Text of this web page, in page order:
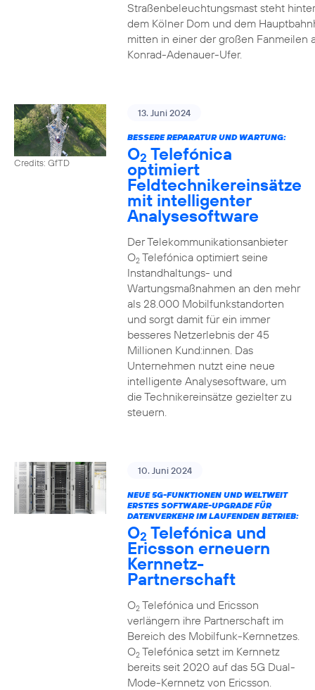
Straßenbeleuchtungsmast steht hinter
dem Kölner Dom und dem
mitten in einer der großen Fanmeilen
Konrad-Adenauer-Ufer.
Credits: GfTD
13. Juni 2024
BESSERE REPARATUR UND WARTUNG:
O2 Telefónica
optimiert
Feldtechnikereinsätze
mit intelligenter
Analysesoftware
Der Telekommunikationsanbieter
O2Telefónica optimiert seine
Instandhaltungs- und
Wartungsmaßnahmen an den mehr
als 28.000 Mobilfunkstandorten
und sorgt damit für ein immer
besseres Netzerlebnis der 45
Millionen Kund:innen. Das
Unternehmen nutzt eine neue
intelligente Analysesoftware, um
die Technikereinsätze gezielter zu
steuern.
10. Juni 2024
NEUE 5G-FUNKTIONEN UND WELTWEIT
ERSTES SOFTWARE-UPGRADE FÜR
DATENVERKEHR IM LAUFENDEN BETRIEB:
O2 Telefónica und
Ericsson erneuern
Kernnetz-
Partnerschaft
O2Telefónica und Ericsson
verlängern ihre Partnerschaft im
Bereich des Mobilfunk-Kernnetzes.
O2Telefónica setzt im Kernnetz
bereits seit 2020 auf das 5G Dual-
Mode-Kernnetz von Ericsson.